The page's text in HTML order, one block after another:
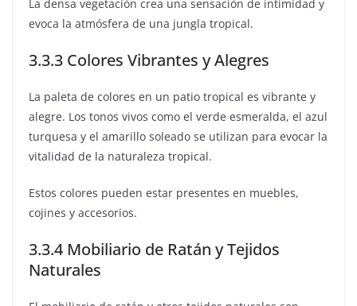
La densa vegetación crea una sensación de intimidad y
evoca la atmósfera de una jungla tropical.
3.3.3 Colores Vibrantes y Alegres
La paleta de colores en un patio tropical es vibrante y
alegre. Los tonos vivos como el verde esmeralda, el azul
turquesa y el amarillo soleado se utilizan para evocar la
vitalidad de la naturaleza tropical.
Estos colores pueden estar presentes en muebles,
cojines y accesorios.
3.3.4 Mobiliario de Ratán y Tejidos
Naturales